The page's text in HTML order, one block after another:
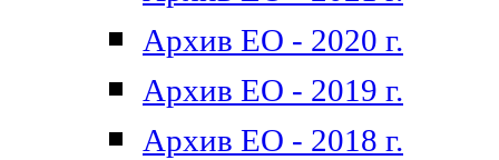
Архив ЕО - 2020 г.
Архив ЕО - 2019 г.
Архив ЕО - 2018 г.